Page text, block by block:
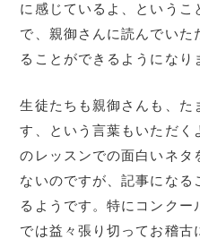
に感じているよ、というこ
で、親御さんに読んでいた
ることができるようになり
生徒たちも親御さんも、た
す、という言葉もいただく
のレッスンでの面白いネタ
ないのですが、記事になる
るようです。特にコンクー
では益々張り切ってお稽古